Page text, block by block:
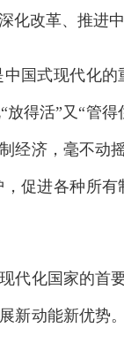
改革、推进
式现代化的
得活”又“管
经济，毫不动
促进各种所
化国家的首
新动能新优势